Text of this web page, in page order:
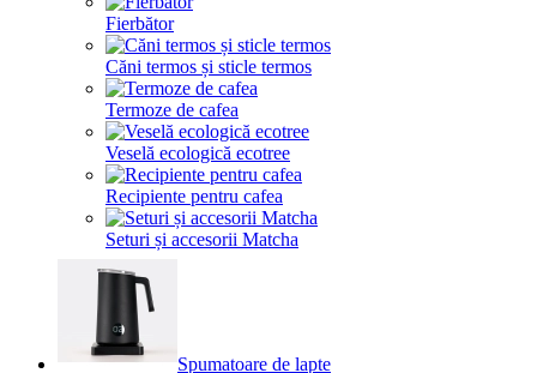
Fierbător
Căni termos și sticle termos
Termoze de cafea
Veselă ecologică ecotree
Recipiente pentru cafea
Seturi și accesorii Matcha
Spumatoare de lapte